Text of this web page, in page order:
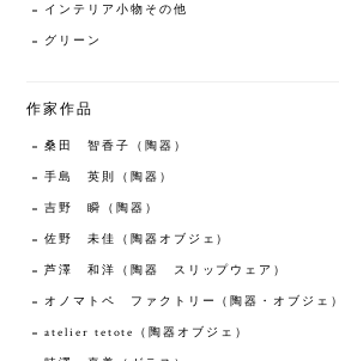
インテリア小物その他
グリーン
作家作品
桑田 智香子（陶器）
手島 英則（陶器）
吉野 瞬（陶器）
佐野 未佳（陶器オブジェ）
芦澤 和洋（陶器 スリップウェア）
オノマトペ ファクトリー（陶器・オブジェ）
atelier tetote（陶器オブジェ）